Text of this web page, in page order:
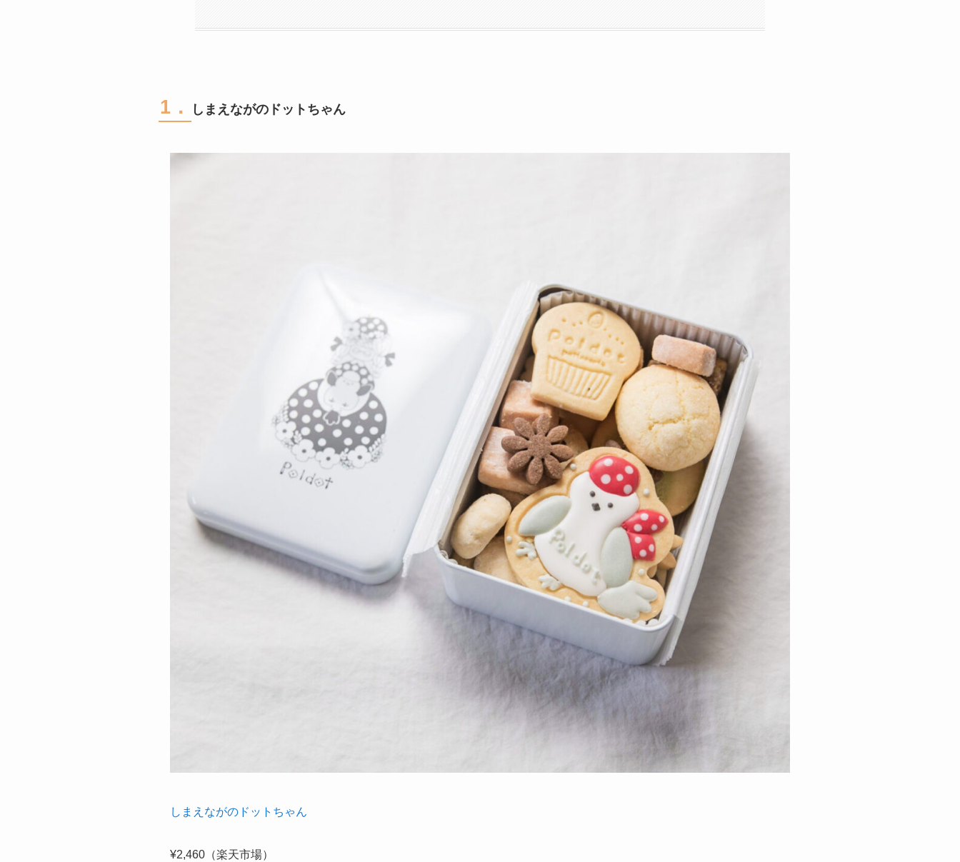
1． しまえながのドットちゃん
しまえながのドットちゃん
¥2,460（楽天市場）